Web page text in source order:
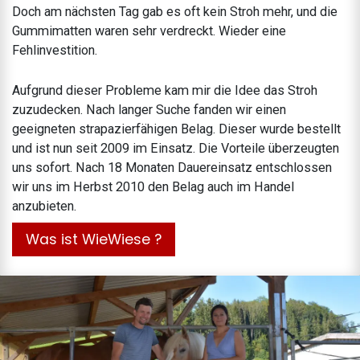
Doch am nächsten Tag gab es oft kein Stroh mehr, und die
Gummimatten waren sehr verdreckt. Wieder eine
Fehlinvestition.
Aufgrund dieser Probleme kam mir die Idee das Stroh
zuzudecken. Nach langer Suche fanden wir einen
geeigneten strapazierfähigen Belag. Dieser wurde bestellt
und ist nun seit 2009 im Einsatz. Die Vorteile überzeugten
uns sofort. Nach 18 Monaten Dauereinsatz entschlossen
wir uns im Herbst 2010 den Belag auch im Handel
anzubieten.
Was ist WieWiese ?